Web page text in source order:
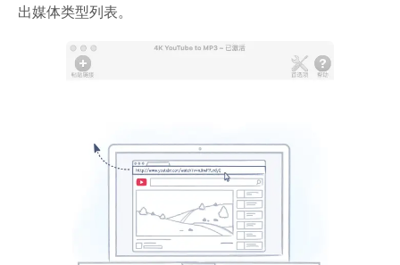
出媒体类型列表。